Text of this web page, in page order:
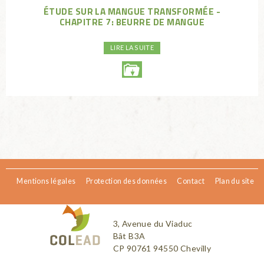
ÉTUDE SUR LA MANGUE TRANSFORMÉE -
CHAPITRE 7: BEURRE DE MANGUE
LIRE LA SUITE
Mentions légales Protection des données Contact Plan du site
3, Avenue du Viaduc
Bât B3A
CP 90761 94550 Chevilly